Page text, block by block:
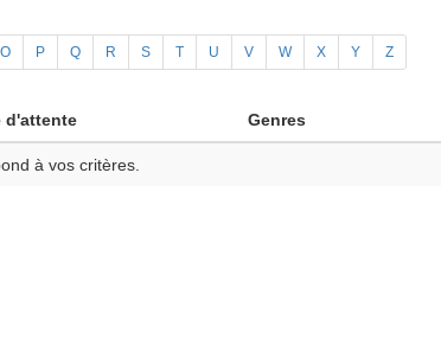
O P Q R S T U V W X Y Z
d'attente Genres
à vos critères.